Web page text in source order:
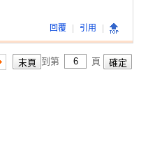
回覆 引用
到第 頁